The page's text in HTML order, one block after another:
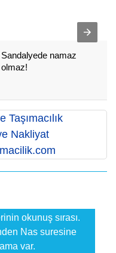
Sandalyede namaz
olmaz!
Nakliyat
okunuş sırası.
Nas suresine
var.